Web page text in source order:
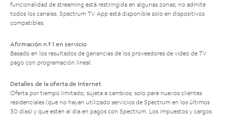
funcionalidad de streaming está restringida en algunas zonas; no admite
todos los canales. Spectrum TV App está disponible solo en dispositivos
compatibles.
Afirmación n.º 1 en servicio
Basado en los resultados de ganancias de los proveedores de video de TV
pago con programación lineal.
Detalles de la oferta de Internet
Oferta por tiempo limitado; sujeta a cambios; solo para nuevos clientes
residenciales (que no hayan utilizado servicios de Spectrum en los últimos
30 días) y que estén al día en pagos con Spectrum. Los impuestos y cargos